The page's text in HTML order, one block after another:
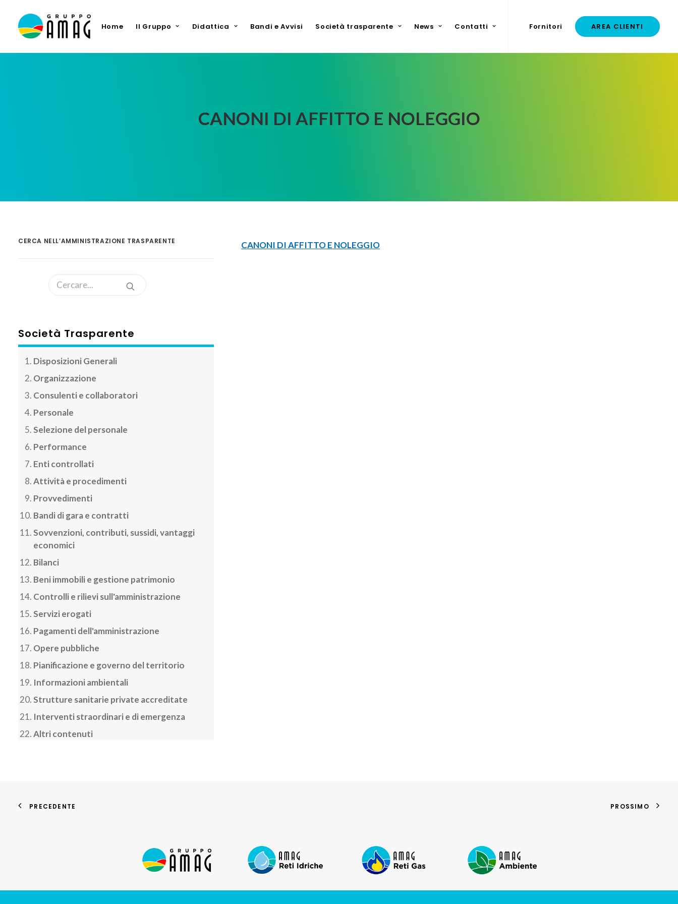
Home Il Gruppo Didattica Bandi e Avvisi Società trasparente News Contatti Fornitori AREA CLIENTI
CANONI DI AFFITTO E NOLEGGIO
CERCA NELL’AMMINISTRAZIONE TRASPARENTE
Società Trasparente
Disposizioni Generali
Organizzazione
Consulenti e collaboratori
Personale
Selezione del personale
Performance
Enti controllati
Attività e procedimenti
Provvedimenti
Bandi di gara e contratti
Sovvenzioni, contributi, sussidi, vantaggi
economici
Bilanci
Beni immobili e gestione patrimonio
Controlli e rilievi sull'amministrazione
Servizi erogati
Pagamenti dell'amministrazione
Opere pubbliche
Pianificazione e governo del territorio
Informazioni ambientali
Strutture sanitarie private accreditate
Interventi straordinari e di emergenza
Altri contenuti
CANONI DI AFFITTO E NOLEGGIO
PRECEDENTE PROSSIMO